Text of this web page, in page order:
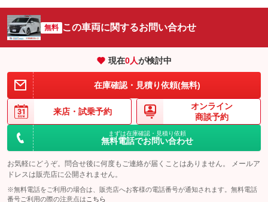
無料 この車両に関するお問い合わせ
現在0人が検討中
在庫確認・見積り依頼(無料)
来店・ 試乗予約
オンライン
商談予約
まずは在庫確認・見積り依頼
無料電話でお問い合わせ
お気軽にどうぞ。問合せ後に何度もご連絡が届くことはありません。 メールア
ドレスは販売店に公開されません。
※無料電話をご利用の場合は、販売店へお客様の電話番号が通知されます。無料電話
番号ご利用の際の注意点は こちら